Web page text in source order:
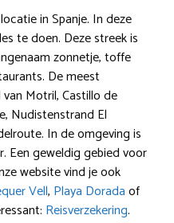
in Spanje. In deze
te doen. Deze streek is
zonnetje, toffe
De meest
Motril, Castillo de
Nudistenstrand El
In de omgeving is
Een geweldig gebied voor
website vind je ook
Vell, Playa Doradaof
Reisverzekering.